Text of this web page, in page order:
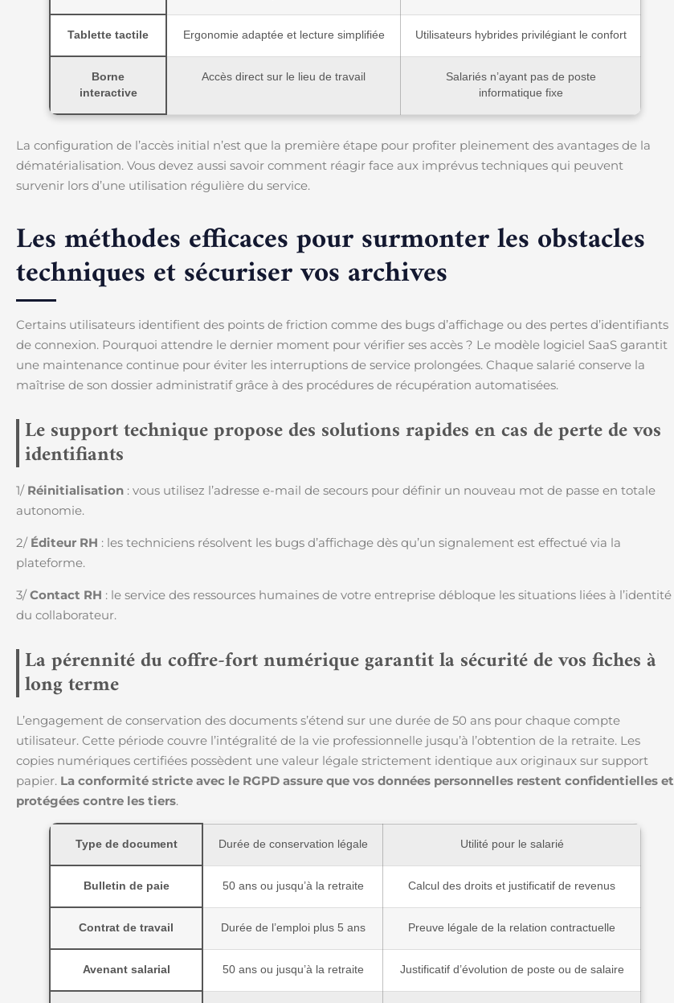
Tablette tactile Ergonomie adaptée et lecture simplifiée Utilisateurs hybrides privilégiant le confort
Borne
interactive
Accès direct sur le lieu de travail
Salariés n’ayant pas de poste
informatique fixe
La configuration de l’accès initial n’est que la première étape pour profiter pleinement des avantages de la
dématérialisation. Vous devez aussi savoir comment réagir face aux imprévus techniques qui peuvent
survenir lors d’une utilisation régulière du service.
Les méthodes efficaces pour surmonter les obstacles
techniques et sécuriser vos archives
Certains utilisateurs identifient des points de friction comme des bugs d’affichage ou des pertes d’identifiants
de connexion. Pourquoi attendre le dernier moment pour vérifier ses accès ? Le modèle logiciel SaaS garantit
une maintenance continue pour éviter les interruptions de service prolongées. Chaque salarié conserve la
maîtrise de son dossier administratif grâce à des procédures de récupération automatisées.
Le support technique propose des solutions rapides en cas de perte de vos
identifiants
1/ Réinitialisation : vous utilisez l’adresse e-mail de secours pour définir un nouveau mot de passe en totale
autonomie.
2/ Éditeur RH : les techniciens résolvent les bugs d’affichage dès qu’un signalement est effectué via la
plateforme.
3/Contact RH : le service des ressources humaines de votre entreprise débloque les situations liées à l’identité
du collaborateur.
La pérennité du coffre-fort numérique garantit la sécurité de vos fiches à
long terme
L’engagement de conservation des documents s’étend sur une durée de 50 ans pour chaque compte
utilisateur. Cette période couvre l’intégralité de la vie professionnelle jusqu’à l’obtention de la retraite. Les
copies numériques certifiées possèdent une valeur légale strictement identique aux originaux sur support
papier. La conformité stricte avec le RGPD assure que vos données personnelles restent confidentielles et
protégées contre les tiers.
Type de document Durée de conservation légale Utilité pour le salarié
Bulletin de paie 50 ans ou jusqu’à la retraite Calcul des droits et justificatif de revenus
Contrat de travail Durée de l’emploi plus 5 ans Preuve légale de la relation contractuelle
Avenant salarial 50 ans ou jusqu’à la retraite Justificatif d’évolution de poste ou de salaire